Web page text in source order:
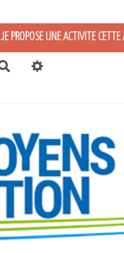
JE PROPOSE UNE ACTIVITE CETTE
Rechercher